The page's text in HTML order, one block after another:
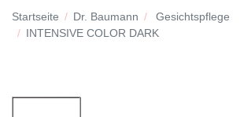
Startseite Dr. Baumann
Gesichtspflege
INTENSIVE COLOR DARK